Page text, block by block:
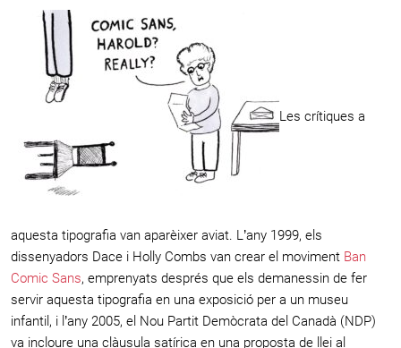
Les crítiques a
aquesta tipografia van aparèixer aviat. L’any 1999, els
dissenyadors Dace i Holly Combs van crear el moviment Ban
Comic Sans, emprenyats després que els demanessin de fer
servir aquesta tipografia en una exposició per a un museu
infantil, i l’any 2005, el Nou Partit Demòcrata del Canadà (NDP)
va incloure una clàusula satírica en una proposta de llei al